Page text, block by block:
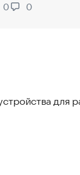
0 0
для